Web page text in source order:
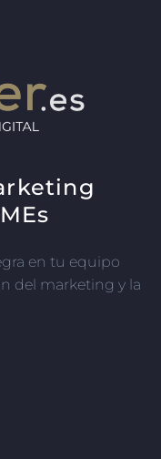
en tu equipo
del marketing y la